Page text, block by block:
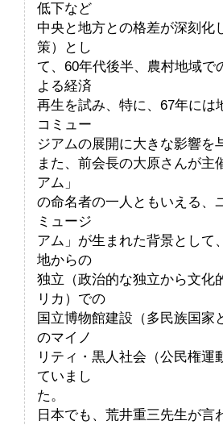
低下など
中央と地方との格差が深刻化
策）とし
て、60年代後半、農村地域
よる経済
再生を試み、特に、67年に
コミュー
ジアムの展開に大きな影響を
また、前会長の大原さんが
アム」
の命名者の一人ともいえる、
ミュージ
アム」が生まれた背景として
地からの
独立（政治的な独立から文化
リカ）での
国立博物館建設（多民族国家
のマイノ
リティ・黒人社会（公民権
ていまし
た。
日本でも、荒井重三先生が